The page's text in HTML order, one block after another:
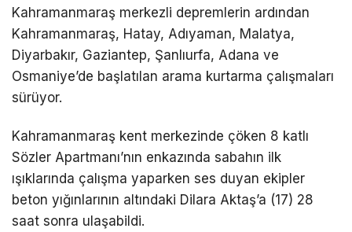
Kahramanmaraş merkezli depremlerin ardından
Kahramanmaraş, Hatay, Adıyaman, Malatya,
Diyarbakır, Gaziantep, Şanlıurfa, Adana ve
Osmaniye’de başlatılan arama kurtarma çalışmaları
sürüyor.
Kahramanmaraş kent merkezinde çöken 8 katlı
Sözler Apartmanı’nın enkazında sabahın ilk
ışıklarında çalışma yaparken ses duyan ekipler
beton yığınlarının altındaki Dilara Aktaş’a (17) 28
saat sonra ulaşabildi.